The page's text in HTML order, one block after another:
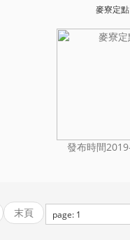
麥寮定點
發布時間
末頁